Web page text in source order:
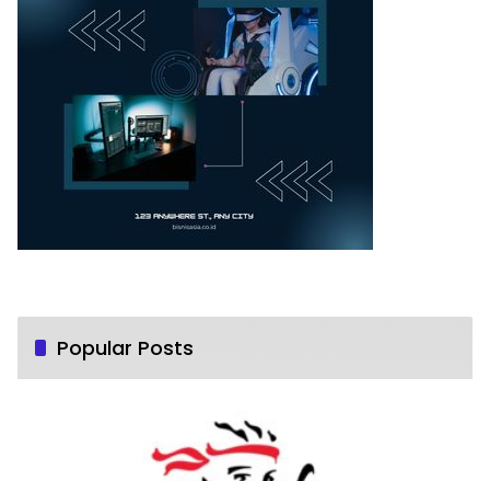
Popular Posts